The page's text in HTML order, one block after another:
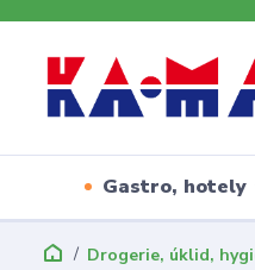
Gastro, hotely
Drogerie, úklid,